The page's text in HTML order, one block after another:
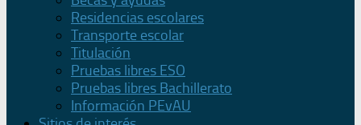
Residencias escolares
Transporte escolar
Titulación
Pruebas libres ESO
Pruebas libres Bachillerato
Información PEvAU